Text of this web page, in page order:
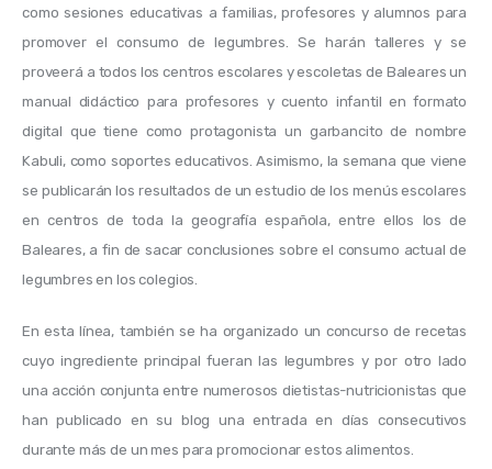
como sesiones educativas a familias, profesores y alumnos para
promover el consumo de legumbres. Se harán talleres y se
proveerá a todos los centros escolares y escoletas de Baleares un
manual didáctico para profesores y cuento infantil en formato
digital que tiene como protagonista un garbancito de nombre
Kabuli, como soportes educativos. Asimismo, la semana que viene
se publicarán los resultados de un estudio de los menús escolares
en centros de toda la geografía española, entre ellos los de
Baleares, a fin de sacar conclusiones sobre el consumo actual de
legumbres en los colegios.
En esta línea, también se ha organizado un concurso de recetas
cuyo ingrediente principal fueran las legumbres y por otro lado
una acción conjunta entre numerosos dietistas-nutricionistas que
han publicado en su blog una entrada en días consecutivos
durante más de un mes para promocionar estos alimentos.